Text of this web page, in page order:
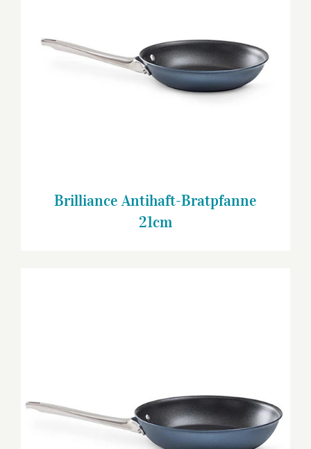
Brilliance Antihaft-Bratpfanne 21cm
Brilliance Antihaft-Bratpfanne
21cm
Brilliance Antihaft-Bratpfanne 25cm